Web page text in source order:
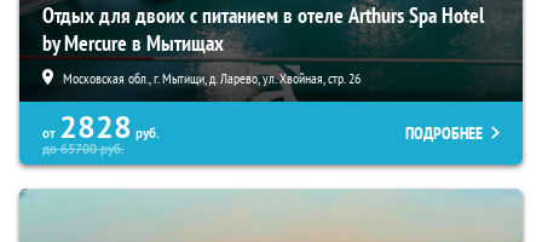
Отдых для двоих с питанием в отеле Arthurs Spa Hotel
by Mercure в Мытищах
Московская обл., г. Мытищи, д. Ларево, ул. Хвойная, стр. 26
от 2828 руб.
до65700руб.
ПОДРОБНЕЕ